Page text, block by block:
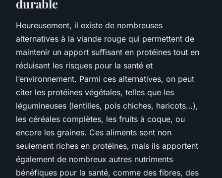
durable
Heureusement, il existe de nombreuses
alternatives à la viande rouge qui permettent de
maintenir un apport suffisant en protéines tout en
réduisant les risques pour la santé et
l’environnement. Parmi ces alternatives, on peut
citer les protéines végétales, telles que les
légumineuses (lentilles, pois chiches, haricots…),
les céréales complètes, les fruits à coque, ou
encore les graines. Ces aliments sont non
seulement riches en protéines, mais ils apportent
également de nombreux autres nutriments
bénéfiques pour la santé, comme des fibres, des